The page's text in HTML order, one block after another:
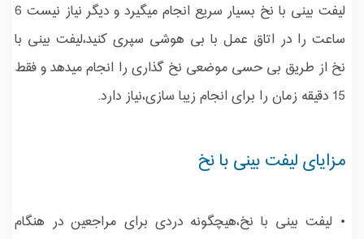
لیفت بینی با نخ بسیار سریع انجام میگیرد و دیگر نیاز نیست 6
ساعت را در اتاق عمل با بی هوشی سپری کنید،لیفت بینی با
نخ از طریق بی حسی موضعی نخ گذاری را انجام میدهد و فقط
15 دقیقه زمان را برای انجام زیبا سازی،نیاز دارد.
مزایای لیفت بینی با نخ
• لیفت بینی با نخ،هیچگونه دردی برای مراجعین در هنگام